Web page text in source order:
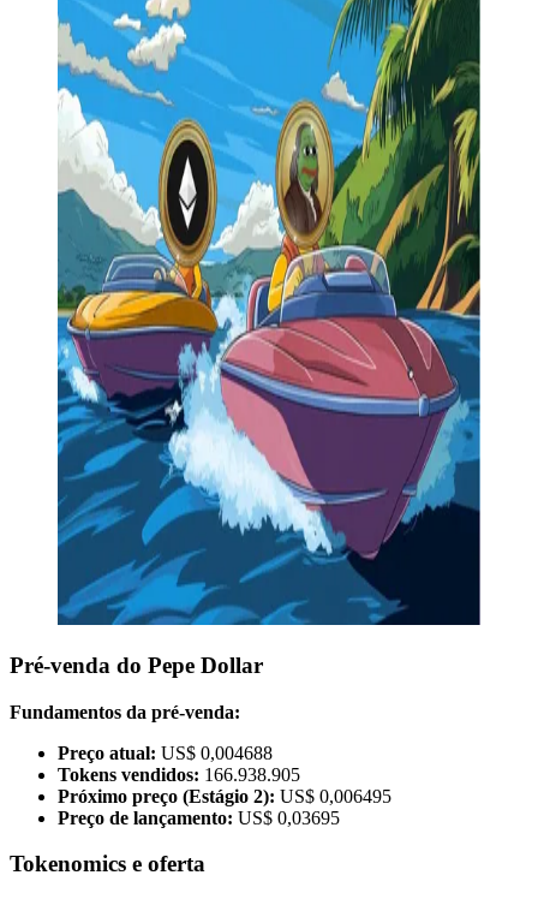
Pré-venda do Pepe Dollar
Fundamentos da pré-venda:
Preço atual: US$ 0,004688
Tokens vendidos: 166.938.905
Próximo preço (Estágio 2): US$ 0,006495
Preço de lançamento: US$ 0,03695
Tokenomics e oferta